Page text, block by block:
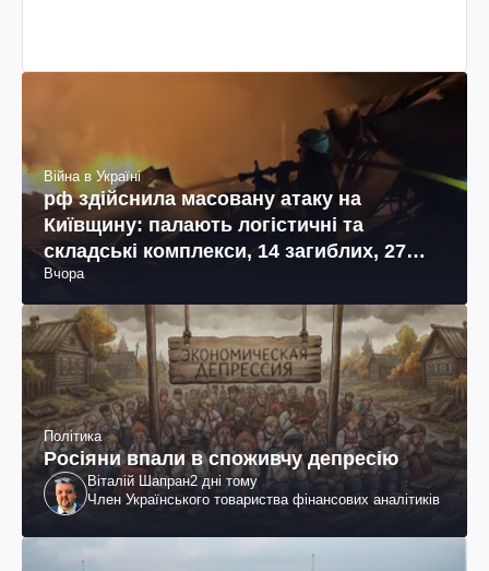
Війна в Україні
рф здійснила масовану атаку на
Київщину: палають логістичні та
складські комплекси, 14 загиблих, 27
поранених (фото, відео)
Вчора
Політика
Росіяни впали в споживчу депресію
Віталій Шапран2 дні тому
Член Українського товариства фінансових аналітиків